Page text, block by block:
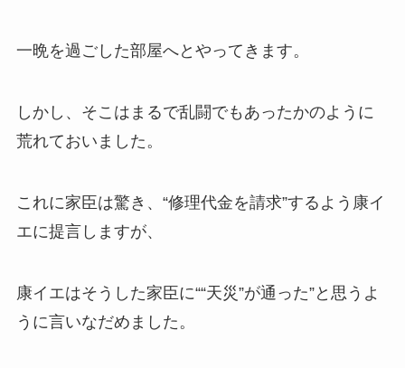
一晩を過ごした部屋へとやってきます。
しかし、そこはまるで乱闘でもあったかのように
荒れておいました。
これに家臣は驚き、“修理代金を請求”するよう康イ
エに提言しますが、
康イエはそうした家臣に““天災”が通った”と思うよ
うに言いなだめました。